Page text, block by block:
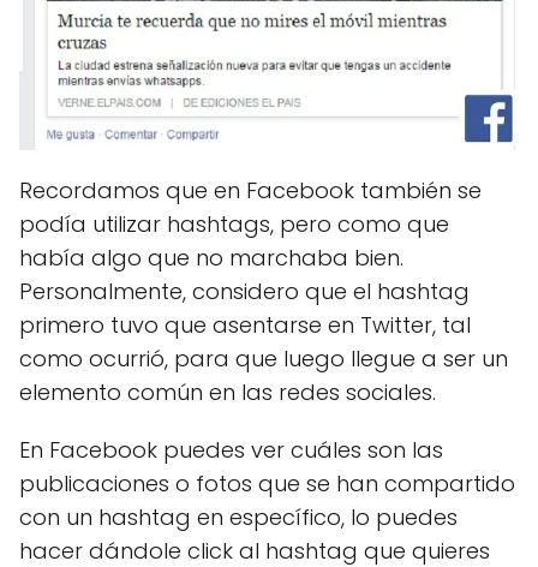
Recordamos que en Facebook también se
podía utilizar hashtags, pero como que
había algo que no marchaba bien.
Personalmente, considero que el hashtag
primero tuvo que asentarse en Twitter, tal
como ocurrió, para que luego llegue a ser un
elemento común en las redes sociales.
En Facebook puedes ver cuáles son las
publicaciones o fotos que se han compartido
con un hashtag en específico, lo puedes
hacer dándole click al hashtag que quieres